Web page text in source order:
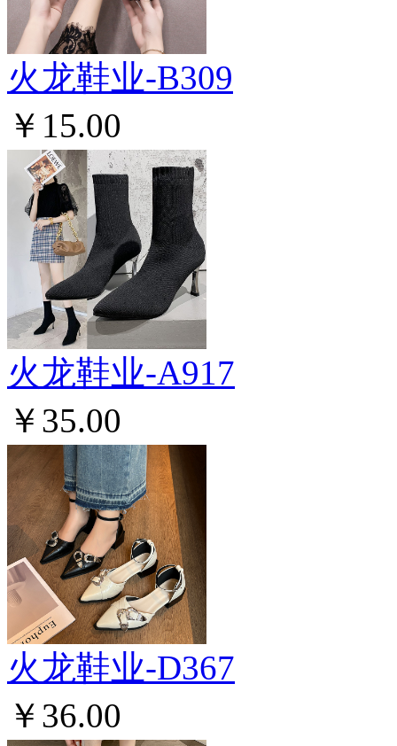
火龙鞋业-B309
￥15.00
火龙鞋业-A917
￥35.00
火龙鞋业-D367
￥36.00